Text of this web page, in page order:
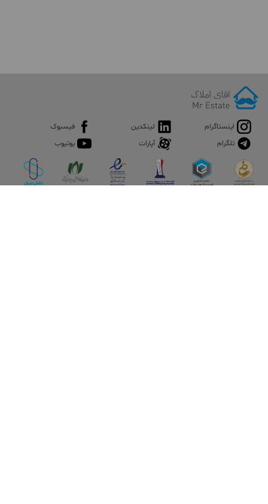
اینستاگرام لینکدین
فیسبوک
تلگرام
آپارات یوتیوب